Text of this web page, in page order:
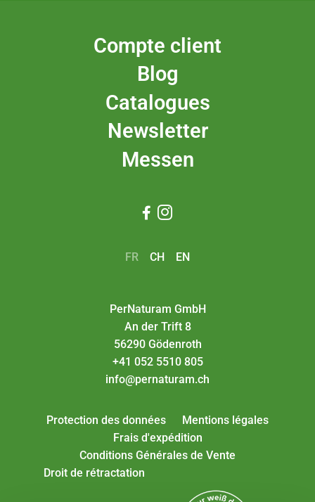
Compte client
Blog
Catalogues
Newsletter
Messen
 
FR CH EN
PerNaturam GmbH
An der Trift 8
56290 Gödenroth
+41 052 5510 805
info@pernaturam.ch
Protection des données
Mentions légales
Frais d'expédition
Conditions Générales de Vente
Droit de rétractation